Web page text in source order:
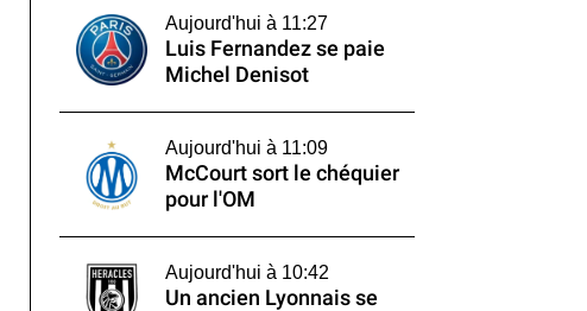
Aujourd'hui à 11:27
Luis Fernandez se paie
Michel Denisot
Aujourd'hui à 11:09
McCourt sort le chéquier
pour l'OM
Aujourd'hui à 10:42
Un ancien Lyonnais se